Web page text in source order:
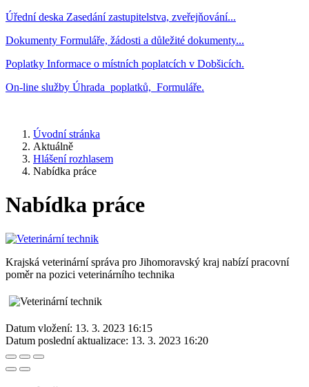
Úřední deska Zasedání zastupitelstva, zveřejňování...
Dokumenty Formuláře, žádosti a důležité dokumenty...
Poplatky Informace o místních poplatcích v Dobšicích.
On-line služby Úhrada poplatků, Formuláře.
Úvodní stránka
Aktuálně
Hlášení rozhlasem
Nabídka práce
Nabídka práce
Krajská veterinární správa pro Jihomoravský kraj nabízí pracovní
poměr na pozici veterinárního technika
Datum vložení: 13. 3. 2023 16:15
Datum poslední aktualizace: 13. 3. 2023 16:20